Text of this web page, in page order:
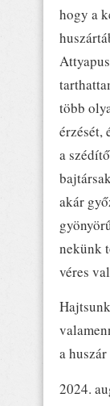
hogy a
több
érzését,
a
akár
nekünk
véres
a
2024.